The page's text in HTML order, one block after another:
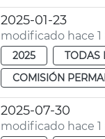
2025-01-23
modificado hace 1
2025 TODAS
COMISIÓN
2025-07-30
modificado hace 1